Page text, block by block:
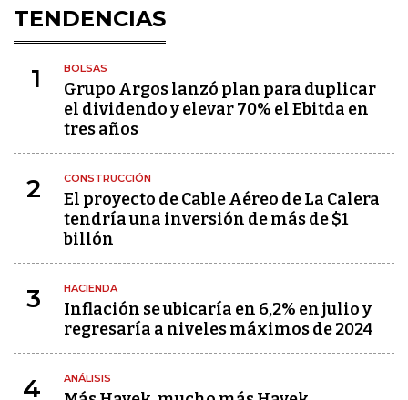
TENDENCIAS
1 BOLSAS
Grupo Argos lanzó plan para duplicar
el dividendo y elevar 70% el Ebitda en
tres años
2 CONSTRUCCIÓN
El proyecto de Cable Aéreo de La Calera
tendría una inversión de más de $1
billón
3 HACIENDA
Inflación se ubicaría en 6,2% en julio y
regresaría a niveles máximos de 2024
4 ANÁLISIS